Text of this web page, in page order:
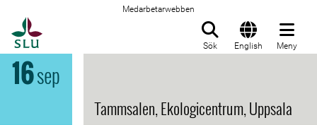
Medarbetarwebben
Sök English Meny
16sep
Tammsalen, Ekologicentrum, Uppsala